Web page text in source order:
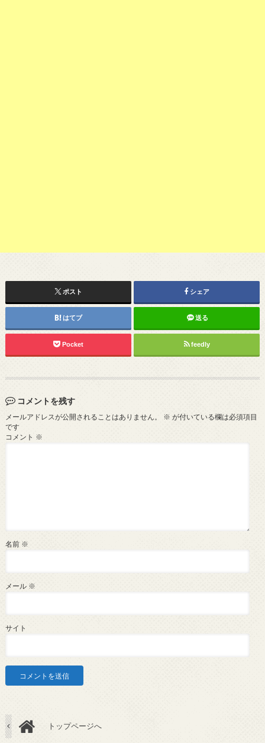
ポスト シェア
はてブ 送る
Pocket feedly
コメントを残す
メールアドレスが公開されることはありません。 ※ が付いている欄は必須項目
です
コメント ※
名前 ※
メール ※
サイト
トップページへ